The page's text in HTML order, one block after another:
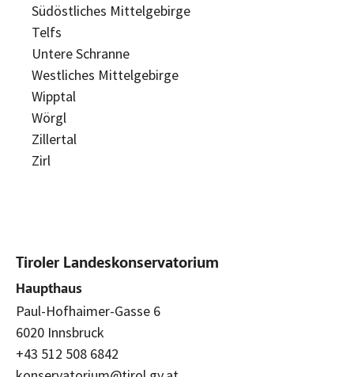
Südöstliches Mittelgebirge
Telfs
Untere Schranne
Westliches Mittelgebirge
Wipptal
Wörgl
Zillertal
Zirl
Tiroler Landeskonservatorium
Haupthaus
Paul-Hofhaimer-Gasse 6
6020 Innsbruck
+43 512 508 6842